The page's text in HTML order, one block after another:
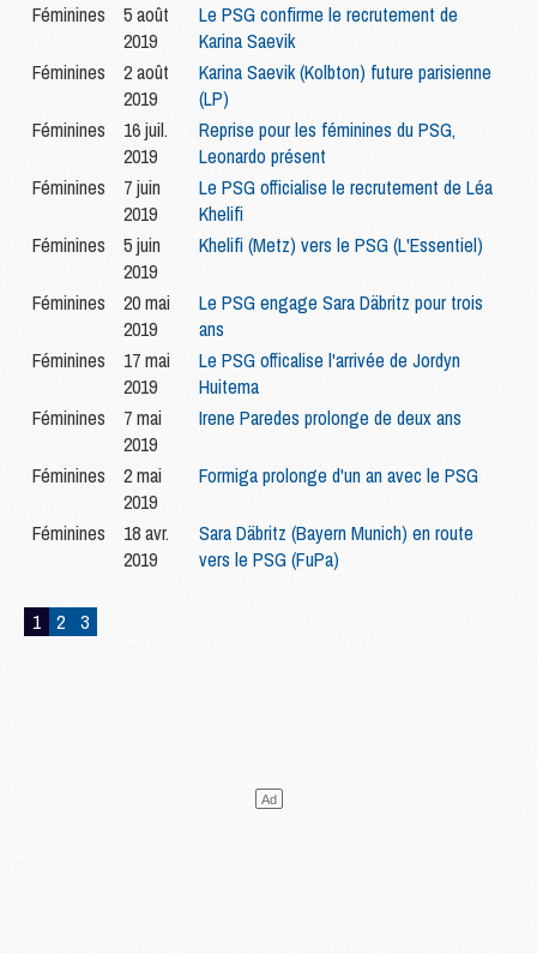
Féminines
5 août
2019
Le PSG confirme le recrutement de
Karina Saevik
Féminines
2 août
2019
Karina Saevik (Kolbton) future parisienne
(LP)
Féminines
16 juil.
2019
Reprise pour les féminines du PSG,
Leonardo présent
Féminines
7 juin
2019
Le PSG officialise le recrutement de Léa
Khelifi
Féminines
5 juin
2019
Khelifi (Metz) vers le PSG (L'Essentiel)
Féminines
20 mai
2019
Le PSG engage Sara Däbritz pour trois
ans
Féminines
17 mai
2019
Le PSG officalise l'arrivée de Jordyn
Huitema
Féminines
7 mai
2019
Irene Paredes prolonge de deux ans
Féminines
2 mai
2019
Formiga prolonge d'un an avec le PSG
Féminines
18 avr.
2019
Sara Däbritz (Bayern Munich) en route
vers le PSG (FuPa)
1 2 3